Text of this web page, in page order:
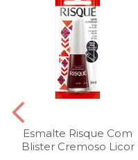
Esmalte Risque Com
Blister Cremoso Licor